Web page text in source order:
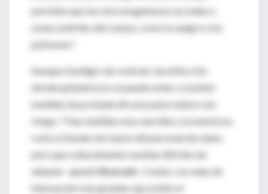
permiten que los microorganismos accedan a
zonas estériles del cuerpo, como la sangre o los
pulmones."
Aunque el peligro de contraer una infección
intrahospitalaria no se puede evitar, sí existen
medidas de probada eficacia para reducir ese
riesgo. "Hay medidas muy sencillas y económicas,
como el lavado de manos del personal de salud,
pero que culturalmente resultan difíciles de
adoptar -apuntóBonvehi -. Contar con salas de
internación más grandes que eviten el